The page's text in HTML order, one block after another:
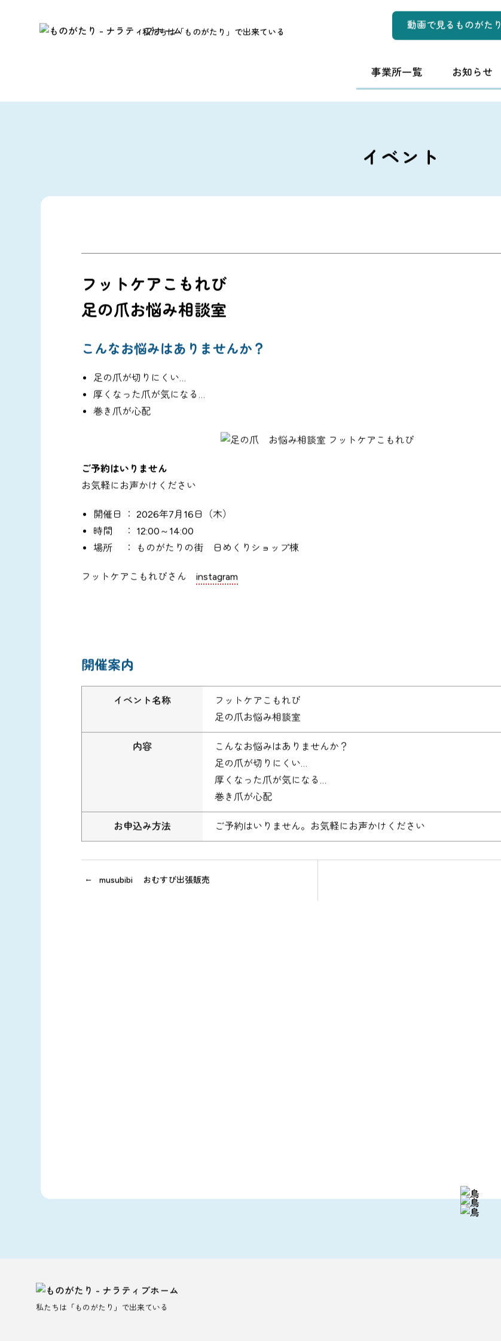
私たちは「ものがたり」で出来ている
動画で見るものがたり
事業所一覧 お知らせ
イベント
フットケアこもれび
足の爪お悩み相談室
こんなお悩みはありませんか？
足の爪が切りにくい…
厚くなった爪が気になる…
巻き爪が心配
ご予約はいりません
お気軽にお声かけください
開催日 ： 2026年7月16日（木）
時間 ： 12:00～14:00
場所 ： ものがたりの街 日めくりショップ棟
フットケアこもれびさん instagram
開催案内
イベント名称
フットケアこもれび
足の爪お悩み相談室
内容
こんなお悩みはありませんか？
足の爪が切りにくい…
厚くなった爪が気になる…
巻き爪が心配
お申込み方法 ご予約はいりません。お気軽にお声かけください
musubibi おむすび出張販売
私たちは「ものがたり」で出来ている